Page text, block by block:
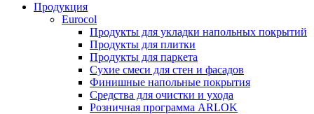
Продукция
Eurocol
Продукты для укладки напольных покрытий
Продукты для плитки
Продукты для паркета
Сухие смеси для стен и фасадов
Финишные напольные покрытия
Средства для очистки и ухода
Розничная программа ARLOK